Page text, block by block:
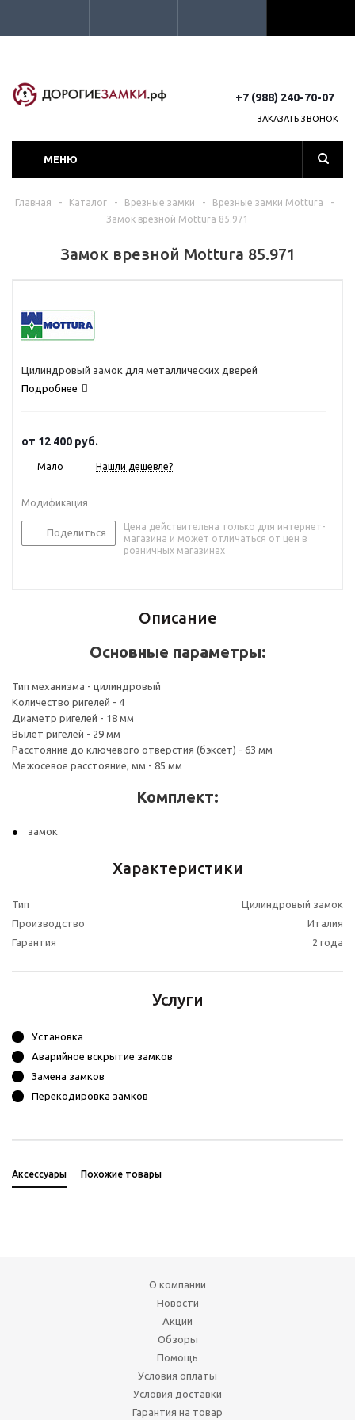
+7 (988) 240-70-07
ЗАКАЗАТЬ ЗВОНОК
МЕНЮ
Главная - Каталог - Врезные замки - Врезные замки Mottura
-
Замок врезной Mottura 85.971
Замок врезной Mottura 85.971
Цилиндровый замок для металлических дверей
Подробнее
от 12 400 руб.
Мало Нашли дешевле?
Модификация
Поделиться
Цена действительна только для интернет-
магазина и может отличаться от цен в
розничных магазинах
Описание
Основные параметры:
Тип механизма - цилиндровый
Количество ригелей - 4
Диаметр ригелей - 18 мм
Вылет ригелей - 29 мм
Расстояние до ключевого отверстия (бэксет) - 63 мм
Межосевое расстояние, мм - 85 мм
Комплект:
замок
Характеристики
Тип
Цилиндровый замок
Производство
Италия
Гарантия
2 года
Услуги
Установка
Аварийное вскрытие замков
Замена замков
Перекодировка замков
Аксессуары Похожие товары
О компании
Новости
Акции
Обзоры
Помощь
Условия оплаты
Условия доставки
Гарантия на товар